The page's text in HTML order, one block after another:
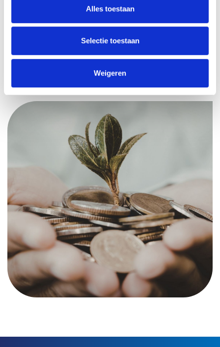
Alles toestaan
Selectie toestaan
Weigeren
achterlaten? Dat kan via ons contactformulier. We nemen
dan snel contact met je op.